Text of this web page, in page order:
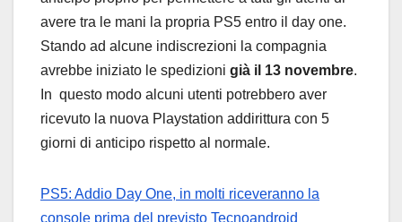
avere tra le mani la propria PS5 entro il day one.
Stando ad alcune indiscrezioni la compagnia
avrebbe iniziato le spedizioni già il 13 novembre.
In questo modo alcuni utenti potrebbero aver
ricevuto la nuova Playstation addirittura con 5
giorni di anticipo rispetto al normale.
PS5: Addio Day One, in molti riceveranno la
console prima del previsto Tecnoandroid